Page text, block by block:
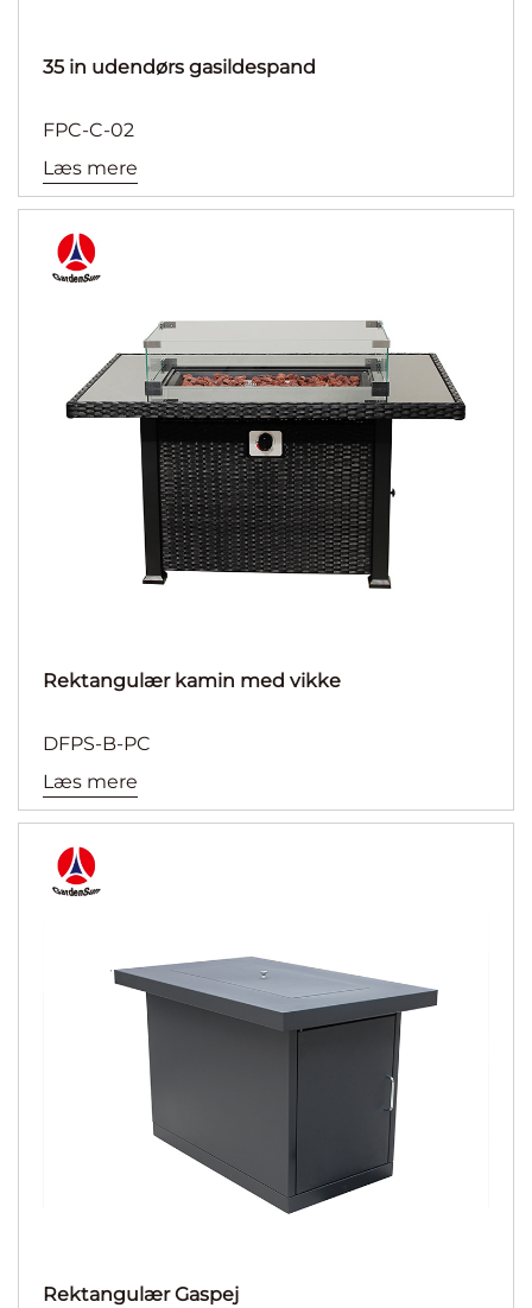
35 in udendørs gasildespand
FPC-C-02
Læs mere
Rektangulær kamin med vikke
DFPS-B-PC
Læs mere
Rektangulær Gaspej